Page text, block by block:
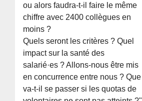
ou alors faudra-t-il faire le même
chiffre avec 2400 collègues en
moins ?
Quels seront les critères ? Quel
impact sur la santé des
salarié·es ? Allons-nous être mis
en concurrence entre nous ? Que
va-t-il se passer si les quotas de